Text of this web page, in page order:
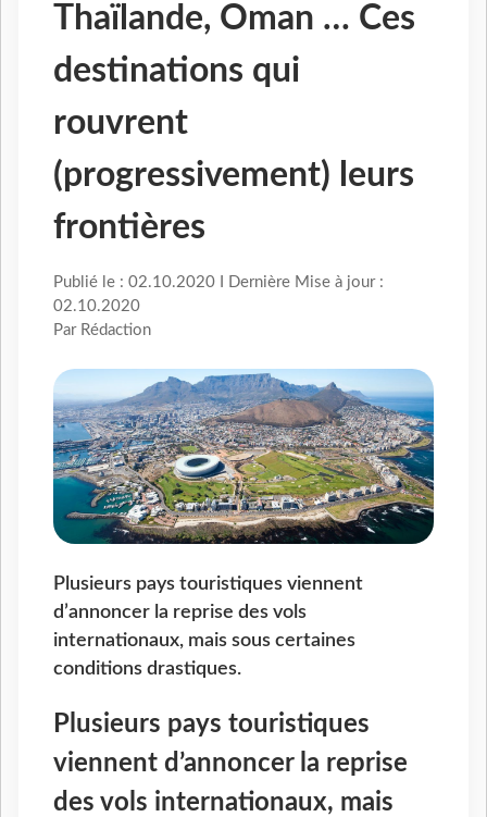
Thaïlande, Oman … Ces
destinations qui
rouvrent
(progressivement) leurs
frontières
Publié le : 02.10.2020 I Dernière Mise à jour :
02.10.2020
Par Rédaction
Plusieurs pays touristiques viennent
d’annoncer la reprise des vols
internationaux, mais sous certaines
conditions drastiques.
Plusieurs pays touristiques
viennent d’annoncer la reprise
des vols internationaux, mais